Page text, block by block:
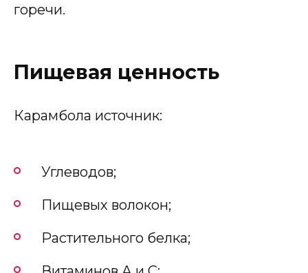
горечи.
Пищевая ценность
Карамбола источник:
Углеводов;
Пищевых волокон;
Растительного белка;